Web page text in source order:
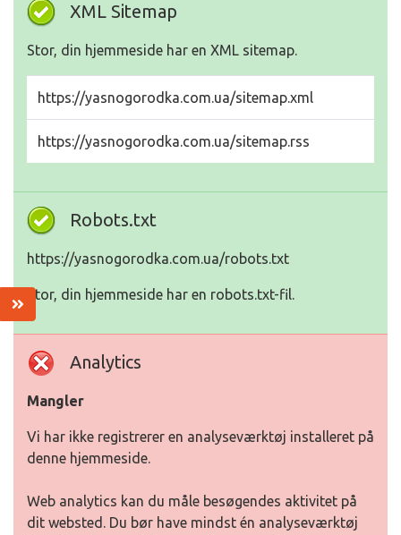
XML Sitemap
Stor, din hjemmeside har en XML sitemap.
https://yasnogorodka.com.ua/sitemap.xml
https://yasnogorodka.com.ua/sitemap.rss
Robots.txt
https://yasnogorodka.com.ua/robots.txt
Stor, din hjemmeside har en robots.txt-fil.
Analytics
Mangler
Vi har ikke registrerer en analyseværktøj installeret på
denne hjemmeside.
Web analytics kan du måle besøgendes aktivitet på
dit websted. Du bør have mindst én analyseværktøj